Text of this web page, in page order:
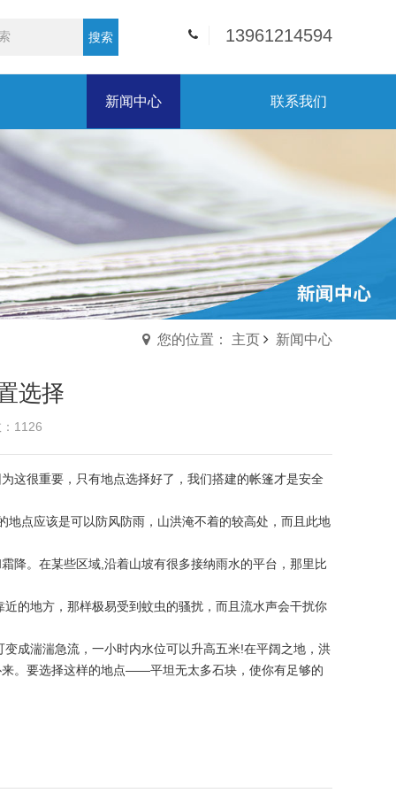
搜索 13961214594
新闻中心 联系我们
您的位置： 主页 新闻中心
选择
1126
这很重要，只有地点选择好了，我们搭建的帐篷才是安全
点应该是可以防风防雨，山洪淹不着的较高处，而且此地
降。在某些区域,沿着山坡有很多接纳雨水的平台，那里比
的地方，那样极易受到蚊虫的骚扰，而且流水声会干扰你
成湍湍急流，一小时内水位可以升高五米!在平阔之地，洪
。要选择这样的地点——平坦无太多石块，使你有足够的